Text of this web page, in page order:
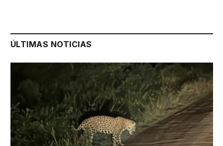
ÚLTIMAS NOTICIAS